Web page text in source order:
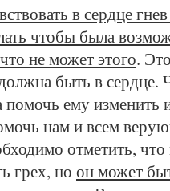
в сердце
чтобы была
не может этого.
быть в сердце.
ему изменить
нам и всем
отметить,
грех, но он может